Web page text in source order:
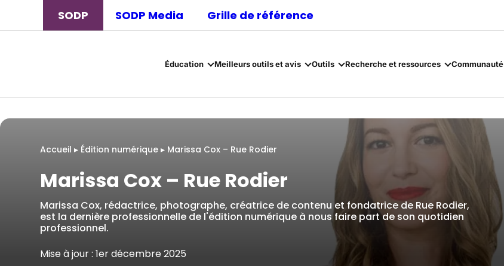
SODP SODP Media Grille de référence
Éducation Meilleurs outils et avis Outils Recherche et ressources Communauté
Accueil ▸ Édition numérique ▸ Marissa Cox – Rue Rodier
Marissa Cox – Rue Rodier
Marissa Cox, rédactrice, photographe, créatrice de contenu et fondatrice de Rue Rodier,
est la dernière professionnelle de l'édition numérique à nous faire part de son quotidien
professionnel.
Mise à jour : 1er décembre 2025